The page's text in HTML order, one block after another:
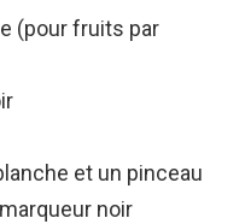
(pour fruits par
et un pinceau
noir